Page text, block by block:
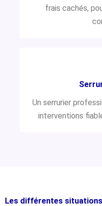
frais cachés,
Un serrurier
interventions
Les différentes